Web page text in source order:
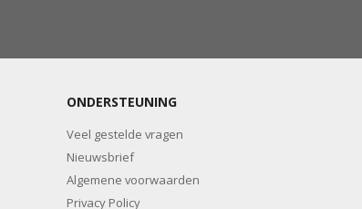
ONDERSTEUNING
Veel gestelde vragen
Nieuwsbrief
Algemene voorwaarden
Privacy Policy